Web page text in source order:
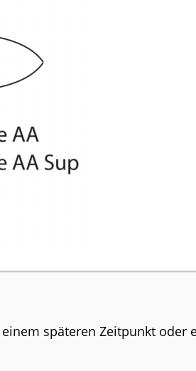
späteren Zeitpunkt oder